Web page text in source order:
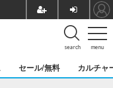
menu
search
セール/無料 カルチャ